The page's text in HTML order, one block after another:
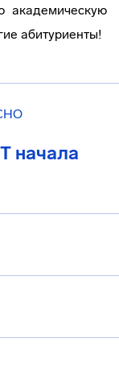
академическую
абитуриенты!
начала